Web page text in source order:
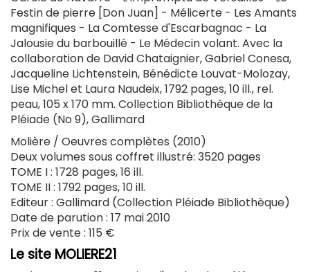
Festin de pierre [Don Juan] - Mélicerte - Les Amants
magnifiques - La Comtesse d'Escarbagnac - La
Jalousie du barbouillé - Le Médecin volant. Avec la
collaboration de David Chataignier, Gabriel Conesa,
Jacqueline Lichtenstein, Bénédicte Louvat-Molozay,
Lise Michel et Laura Naudeix, 1792 pages, 10 ill., rel.
peau, 105 x 170 mm. Collection Bibliothèque de la
Pléiade (No 9), Gallimard
Molière / Oeuvres complètes (2010)
Deux volumes sous coffret illustré: 3520 pages
TOME I : 1728 pages, 16 ill.
TOME II : 1792 pages, 10 ill.
Editeur : Gallimard (Collection Pléiade Bibliothèque)
Date de parution : 17 mai 2010
Prix de vente : 115 €
Le site MOLIERE21